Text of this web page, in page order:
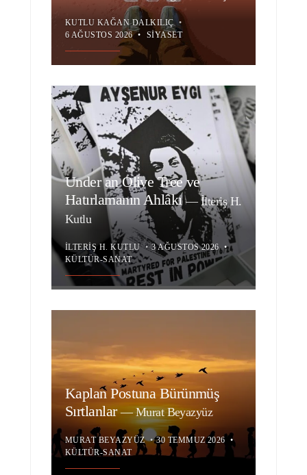
KUTLU KAĞAN DALKILIÇ •
6 AĞUSTOS 2026 • SIYASET
Under an Olive Tree ve
Hatırlamanın Ahlâkı—İlteriş H.
Kutlu
İLTERIŞ H. KUTLU • 3 AĞUSTOS 2026 •
KÜLTÜR-SANAT
Kaplan Postuna Bürünmüş
Sırtlanlar—Murat Beyazyüz
MURAT BEYAZYÜZ • 30 TEMMUZ 2026 •
KÜLTÜR-SANAT